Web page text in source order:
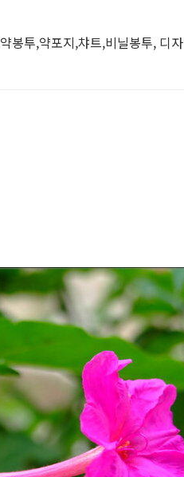
봉투,약포지,챠트,비닐봉투, 디자